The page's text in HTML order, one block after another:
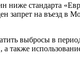
ниже стандарта
запрет на въезд в
выбросы в
также